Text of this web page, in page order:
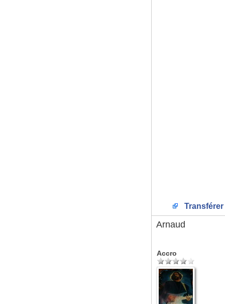
Transférer
Arnaud
Accro